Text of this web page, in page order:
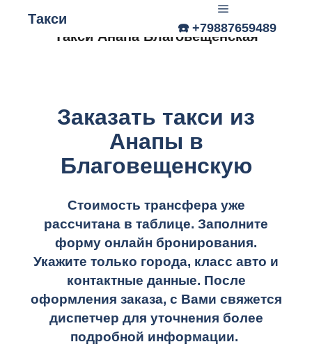
Такси
Главное меню
☎️ +79887659489
Такси Анапа Благовещенская
Заказать такси из
Анапы в
Благовещенскую
Стоимость трансфера уже
рассчитана в таблице. Заполните
форму онлайн бронирования.
Укажите только города, класс авто и
контактные данные. После
оформления заказа, с Вами свяжется
диспетчер для уточнения более
подробной информации.